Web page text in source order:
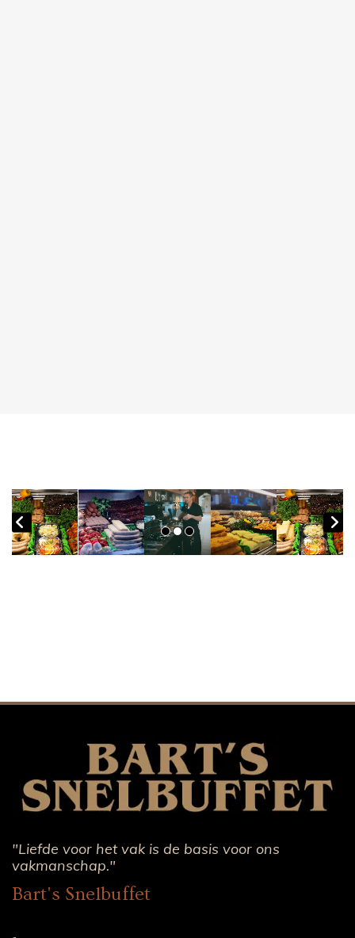
"Liefde voor het vak is de basis voor ons
vakmanschap."
Bart's Snelbuffet